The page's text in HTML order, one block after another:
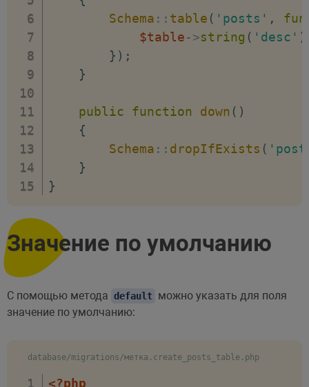
Schema :: table ( 'posts' ,
$table->string ( 'desc' )
} ) ;
}
public function down ( )
{
Schema :: dropIfExists (
}
}
Значение по умолчанию
С помощью метода default можно указать для поля
значение по умолчанию:
database/migrations/метка.create_posts_table.php
<?php